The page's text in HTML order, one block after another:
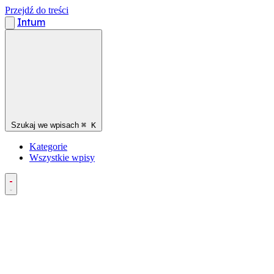
Przejdź do treści
Intum
Szukaj we wpisach ⌘ K
Kategorie
Wszystkie wpisy